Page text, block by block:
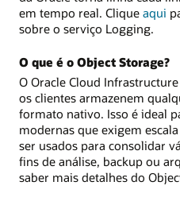
em tempo real. Clique aqui
sobre o serviço Logging.
O que é o Object Storage?
O Oracle Cloud
os clientes armazenem
formato nativo. Isso é ideal
modernas que exigem
ser usados para consolidar
fins de análise, backup ou
saber mais detalhes do